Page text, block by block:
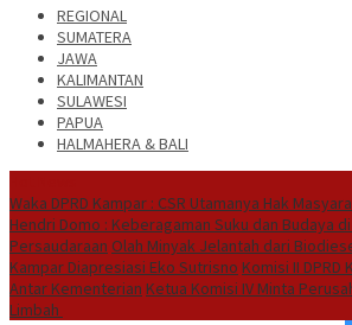
REGIONAL
SUMATERA
JAWA
KALIMANTAN
SULAWESI
PAPUA
HALMAHERA & BALI
Waka DPRD Kampar : CSR Utamanya Hak
Hendri Domo : Keberagaman Suku dan Budaya
Persaudaraan Olah Minyak Jelantah dari
Kampar Diapresiasi Eko Sutrisno Komisi II DPRD
Antar Kementerian Ketua Komisi IV Minta
Limbah